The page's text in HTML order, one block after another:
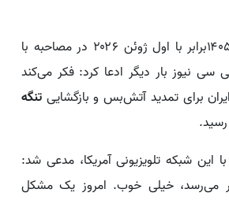
ترامپ ۱۱ خرداد ماه ۱۴۰۵برابر با اول ژوئن ۲۰۲۶ در مصاحبه با
سی نیوز بار دیگر ادعا کرد: فکر می‌کند
برای تمدید آتش‌بس و بازگشایی تنگه
این شبکه تلویزیونی آمریکا، مدعی شد:
می‌رسد، خیلی خوب. امروز یک مشکل